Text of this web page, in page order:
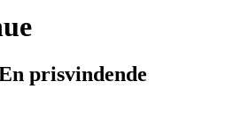
prisvindende